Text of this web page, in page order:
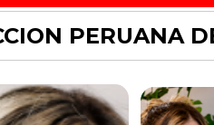
PERUANA